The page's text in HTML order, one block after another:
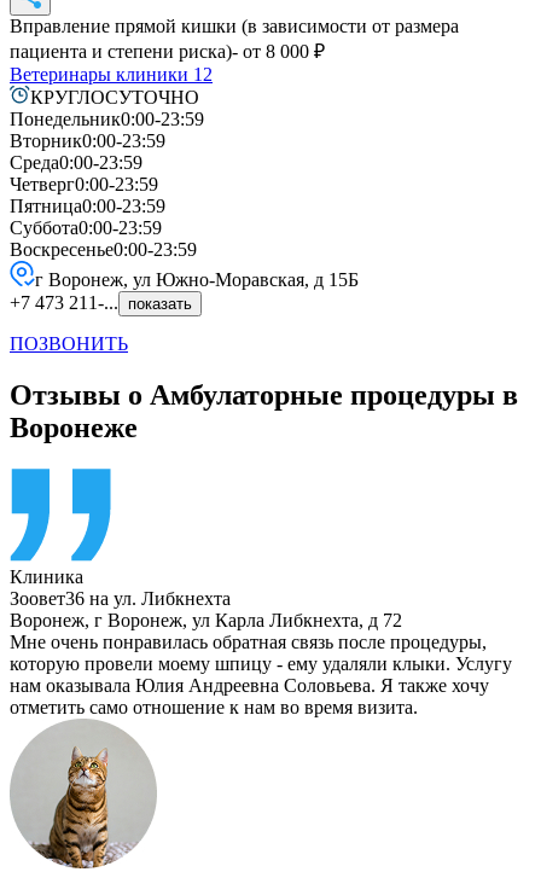
Вправление прямой кишки (в зависимости от размера
пациента и степени риска)- от 8 000 ₽
Ветеринары клиники 12
КРУГЛОСУТОЧНО
Понедельник0:00-23:59
Вторник0:00-23:59
Среда0:00-23:59
Четверг0:00-23:59
Пятница0:00-23:59
Суббота0:00-23:59
Воскресенье0:00-23:59
г Воронеж, ул Южно-Моравская, д 15Б
+7 473 211-...
показать
ПОЗВОНИТЬ
Отзывы о Амбулаторные процедуры в
Воронеже
Клиника
Зоовет36 на ул. Либкнехта
Воронеж, г Воронеж, ул Карла Либкнехта, д 72
Мне очень понравилась обратная связь после процедуры,
которую провели моему шпицу - ему удаляли клыки. Услугу
нам оказывала Юлия Андреевна Соловьева. Я также хочу
отметить само отношение к нам во время визита.